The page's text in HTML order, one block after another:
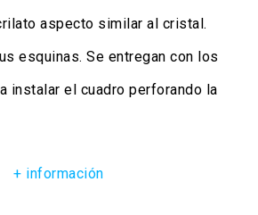
aspecto similar al cristal.
esquinas. Se entregan con los
instalar el cuadro perforando la
+ información